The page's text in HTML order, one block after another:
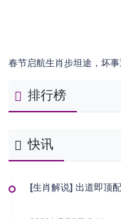
春节启航生肖步坦途，坏
排行榜
快讯
[生肖解说] 出道即顶